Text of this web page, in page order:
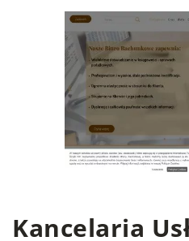
Kancelaria